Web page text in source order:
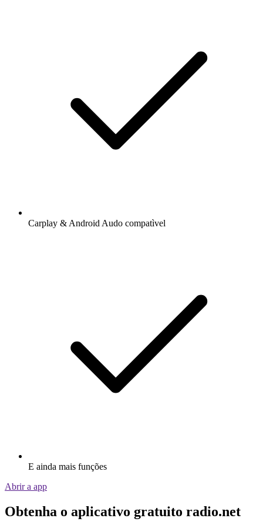
Carplay & Android Audo compatìvel
E ainda mais funções
Abrir a app
Obtenha o aplicativo gratuito radio.net